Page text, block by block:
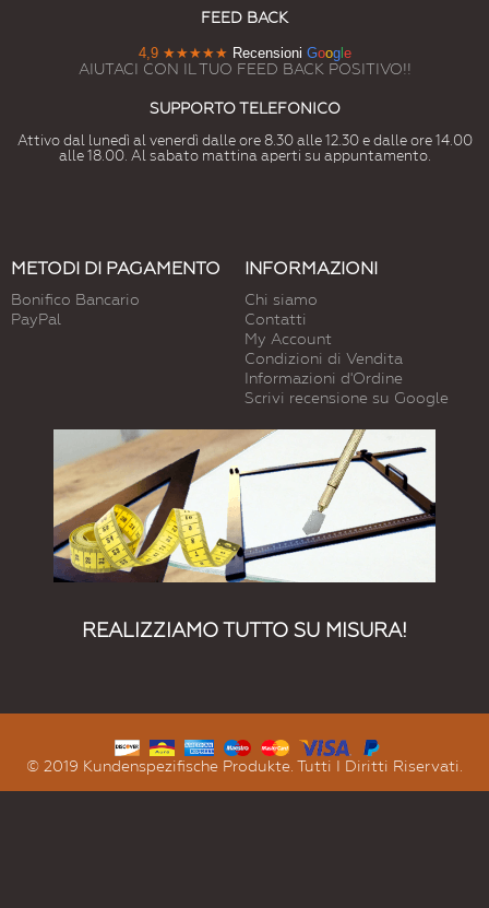
FEED BACK
4,9 ★★★★★ Recensioni Googl e
AIUTACI CON IL TUO FEED BACK POSITIVO!!
SUPPORTO TELEFONICO
Attivo dal lunedì al venerdì dalle ore 8.30 alle 12.30 e dalle ore 14.00
alle 18.00. Al sabato mattina aperti su appuntamento.
METODI DI PAGAMENTO
Bonifico Bancario
PayPal
INFORMAZIONI
Chi siamo
Contatti
My Account
Condizioni di Vendita
Informazioni d'Ordine
Scrivi recensione su Google
REALIZZIAMO TUTTO SU MISURA!
© 2019 Kundenspezifische Produkte. Tutti I Diritti Riservati.